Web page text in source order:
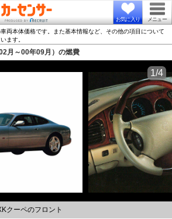
お気に入り メニュー
両本体価格です。また基本情報など、その他の項目について
ます。
月～00年09月）の燃費
クーペのフロント
1/4